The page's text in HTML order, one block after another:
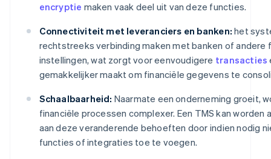
encryptie maken vaak deel uit van deze functies.
Connectiviteit met leveranciers en banken: het
rechtstreeks verbinding maken met banken of andere
instellingen, wat zorgt voor eenvoudigere transacties
gemakkelijker maakt om financiële gegevens te
Schaalbaarheid: Naarmate een onderneming groeit,
financiële processen complexer. Een TMS kan worden
aan deze veranderende behoeften door indien nodig
functies of integraties toe te voegen.